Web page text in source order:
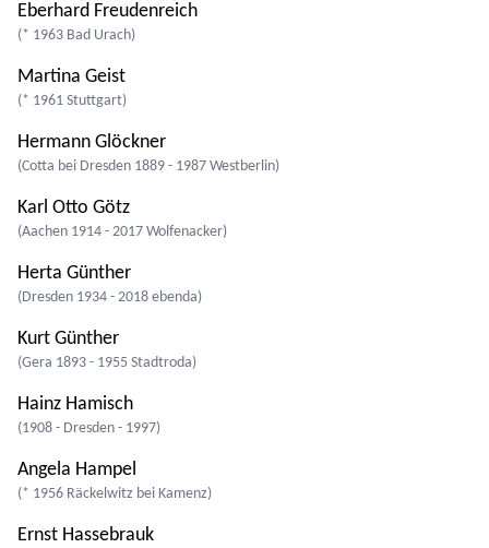
Eberhard Freudenreich
(* 1963 Bad Urach)
Martina Geist
(* 1961 Stuttgart)
Hermann Glöckner
(Cotta bei Dresden 1889 - 1987 Westberlin)
Karl Otto Götz
(Aachen 1914 - 2017 Wolfenacker)
Herta Günther
(Dresden 1934 - 2018 ebenda)
Kurt Günther
(Gera 1893 - 1955 Stadtroda)
Hainz Hamisch
(1908 - Dresden - 1997)
Angela Hampel
(* 1956 Räckelwitz bei Kamenz)
Ernst Hassebrauk